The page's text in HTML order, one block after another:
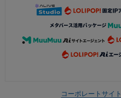
コーポレートサイト